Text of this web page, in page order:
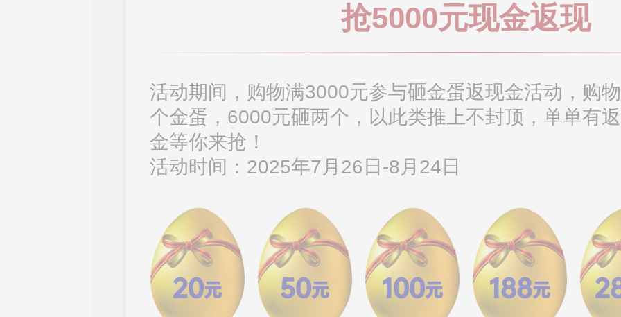
抢5000元现金返现
活动期间，购物满3000元参与砸金蛋返现金活动，购
个金蛋，6000元砸两个，以此类推上不封顶，单单有
金等你来抢！
活动时间：2025年7月26日-8月24日
20元 50元 100元 188元